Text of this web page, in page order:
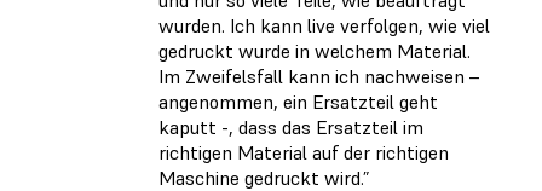
wurden. Ich kann live verfolgen, wie viel
gedruckt wurde in welchem Material.
Im Zweifelsfall kann ich nachweisen –
angenommen, ein Ersatzteil geht
kaputt -, dass das Ersatzteil im
richtigen Material auf der richtigen
Maschine gedruckt wird.”